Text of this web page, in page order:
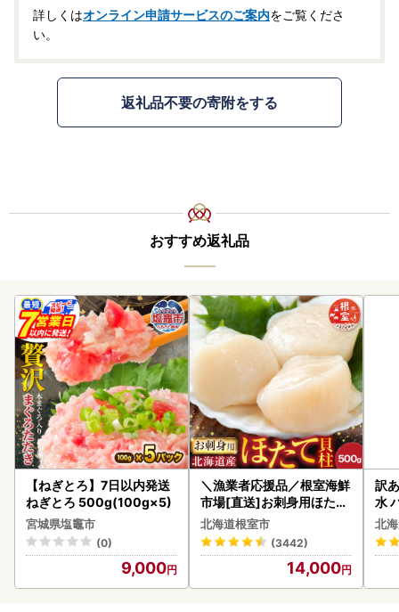
詳しくはオンライン申請サービスのご案内をご覧くださ
い。
返礼品不要の寄附をする
おすすめ返礼品
【ねぎとろ】7日以内発送
ねぎとろ 500g(100g×5)
宮城県塩竈市
(0)
9,000
＼漁業者応援品／根室海鮮
市場[直送]お刺身用ほたて
貝柱500g A-28002
北海道根室市
(3442)
14,000
訳
水
ク
付
海
取
北